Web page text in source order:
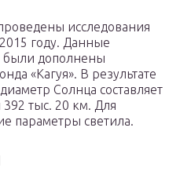
исследования
году. Данные
были дополнены
«Кагуя». В результате
Солнца составляет
тыс. 20 км. Для
параметры светила.